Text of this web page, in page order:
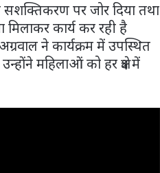
पर जोर दिया तथा
कार्य कर रही है
ने कार्यक्रम में उपस्थित
महिलाओं को हर क्षेत्र में